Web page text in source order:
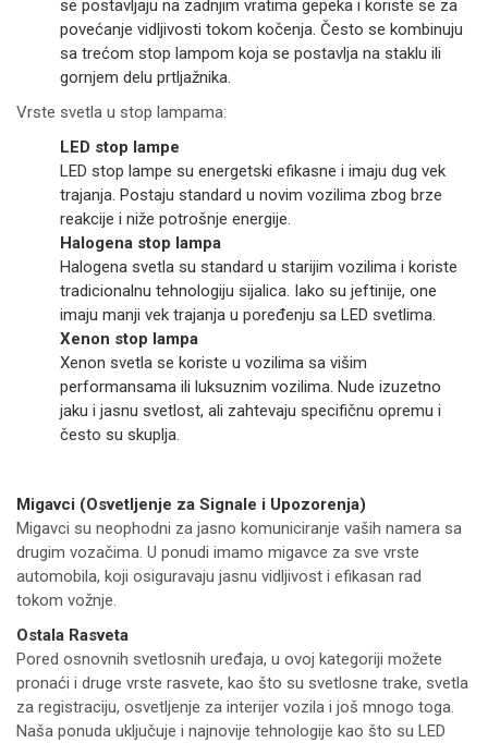
se postavljaju na zadnjim vratima gepeka i koriste se za
povećanje vidljivosti tokom kočenja. Često se kombinuju
sa trećom stop lampom koja se postavlja na staklu ili
gornjem delu prtljažnika.
Vrste svetla u stop lampama:
LED stop lampe
LED stop lampe su energetski efikasne i imaju dug vek
trajanja. Postaju standard u novim vozilima zbog brze
reakcije i niže potrošnje energije.
Halogena stop lampa
Halogena svetla su standard u starijim vozilima i koriste
tradicionalnu tehnologiju sijalica. Iako su jeftinije, one
imaju manji vek trajanja u poređenju sa LED svetlima.
Xenon stop lampa
Xenon svetla se koriste u vozilima sa višim
performansama ili luksuznim vozilima. Nude izuzetno
jaku i jasnu svetlost, ali zahtevaju specifičnu opremu i
često su skuplja.
Migavci (Osvetljenje za Signale i Upozorenja)
Migavci su neophodni za jasno komuniciranje vaših namera sa
drugim vozačima. U ponudi imamo migavce za sve vrste
automobila, koji osiguravaju jasnu vidljivost i efikasan rad
tokom vožnje.
Ostala Rasveta
Pored osnovnih svetlosnih uređaja, u ovoj kategoriji možete
pronaći i druge vrste rasvete, kao što su svetlosne trake, svetla
za registraciju, osvetljenje za interijer vozila i još mnogo toga.
Naša ponuda uključuje i najnovije tehnologije kao što su LED